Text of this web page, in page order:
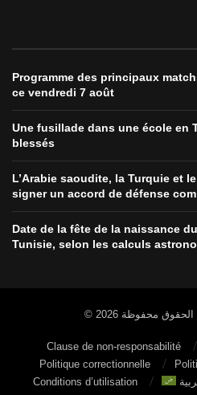
Programme des principaux
ce vendredi 7 août
Une fusillade dans une école en
blessés
L’Arabie saoudite, la Turquie et
signer un accord de défense
Date de la fête de la naissance
Tunisie, selon les calculs
Clause de non-responsabilité
Politique correctionnelle
Conditions d’utilisation